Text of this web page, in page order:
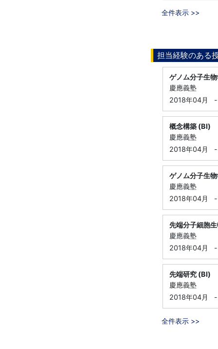
全件表示 >>
担当経験のある
ゲノム分子生
慶應義塾
2018年04月
-
概念構築 (BI)
慶應義塾
2018年04月
-
ゲノム分子生
慶應義塾
2018年04月
-
先端分子細胞
慶應義塾
2018年04月
-
先端研究 (BI)
慶應義塾
2018年04月
-
全件表示 >>